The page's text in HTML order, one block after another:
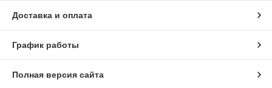
Доставка и оплата
График работы
Полная версия сайта